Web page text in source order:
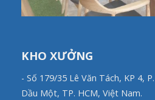
KHO XƯỞNG
- Số 179/35 Lê Văn Tách, KP 4,
Dầu Một, TP. HCM, Việt Nam.